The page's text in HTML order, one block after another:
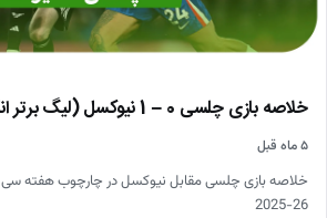
خلاصه بازی چلسی 0 – 1 نیوکسل (لیگ برتر انگلیس)
۵ ماه قبل
خلاصه بازی چلسی مقابل نیوکسل در چارچوب هفته
26-2025